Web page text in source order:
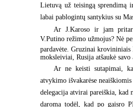
Lietuvą už teisingą
labai pablogintų santykius su
Ar J.Karoso ir jam
V.Putino režimo užmojus? Nė
pardavėte. Gruzinai krovininiais
moksleiviai, Rusija atšaukė savo
Ar ne keisti sutapimai,
atvykimo išvakarėse
delegacija atvirai pareiškia, kad
daroma todėl, kad po gaisro